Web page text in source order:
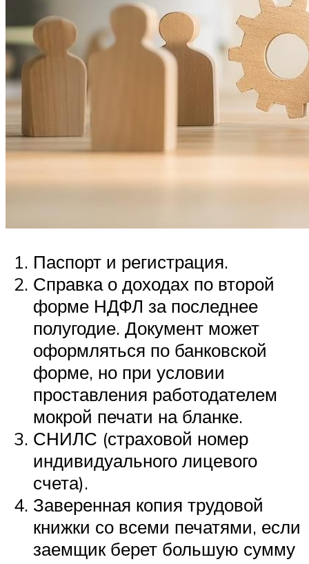
Паспорт и регистрация.
Справка о доходах по второй
форме НДФЛ за последнее
полугодие. Документ может
оформляться по банковской
форме, но при условии
проставления работодателем
мокрой печати на бланке.
СНИЛС (страховой номер
индивидуального лицевого
счета).
Заверенная копия трудовой
книжки со всеми печатями, если
заемщик берет большую сумму